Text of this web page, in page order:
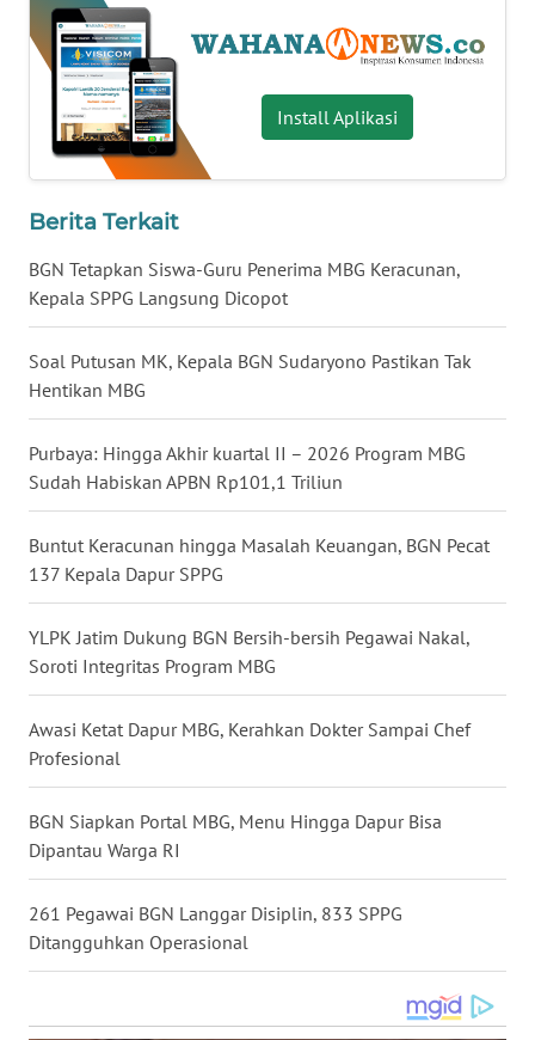
Install Aplikasi
Berita Terkait
BGN Tetapkan Siswa-Guru Penerima MBG Keracunan,
Kepala SPPG Langsung Dicopot
Soal Putusan MK, Kepala BGN Sudaryono Pastikan Tak
Hentikan MBG
Purbaya: Hingga Akhir kuartal II – 2026 Program MBG
Sudah Habiskan APBN Rp101,1 Triliun
Buntut Keracunan hingga Masalah Keuangan, BGN Pecat
137 Kepala Dapur SPPG
YLPK Jatim Dukung BGN Bersih-bersih Pegawai Nakal,
Soroti Integritas Program MBG
Awasi Ketat Dapur MBG, Kerahkan Dokter Sampai Chef
Profesional
BGN Siapkan Portal MBG, Menu Hingga Dapur Bisa
Dipantau Warga RI
261 Pegawai BGN Langgar Disiplin, 833 SPPG
Ditangguhkan Operasional
WN
NUSANTARA
WN
JOGJA
WN
JATIM
WN
WN
WN
KALTARA
WN
KALSEL
WN
KALTIM
WN
SULSEL
WN
GORONTALO
SULUT